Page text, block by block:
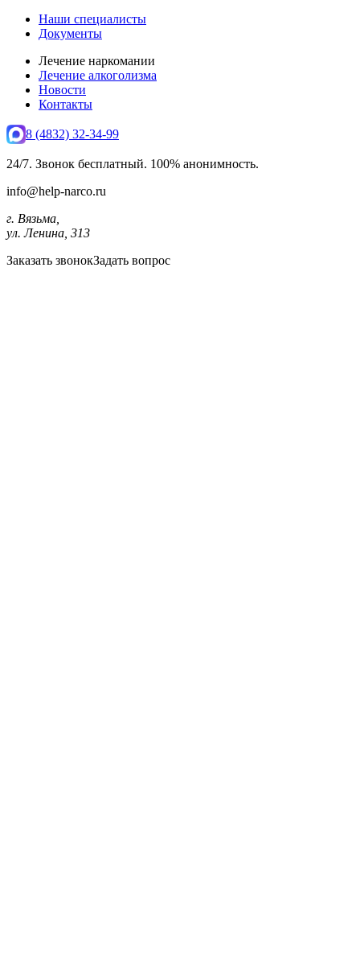
Наши специалисты
Документы
Лечение наркомании
Лечение алкоголизма
Новости
Контакты
8 (4832) 32-34-99
24/7. Звонок бесплатный. 100% анонимность.
info@help-narco.ru
г. Вязьма,
ул. Ленина, 313
Заказать звонокЗадать вопрос